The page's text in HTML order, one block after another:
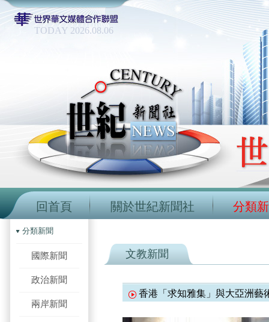
TODAY 2026.08.06
回首頁 關於世紀新聞社 分類
分類新聞
國際新聞
政治新聞
兩岸新聞
文教新聞
香港「求知雅集」與大亞洲藝